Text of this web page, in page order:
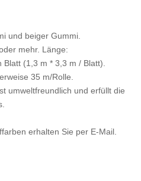
und beiger Gummi.
mehr. Länge:
(1,3 m * 3,3 m / Blatt).
35 m/Rolle.
umweltfreundlich und erfüllt die
erhalten Sie per E-Mail.